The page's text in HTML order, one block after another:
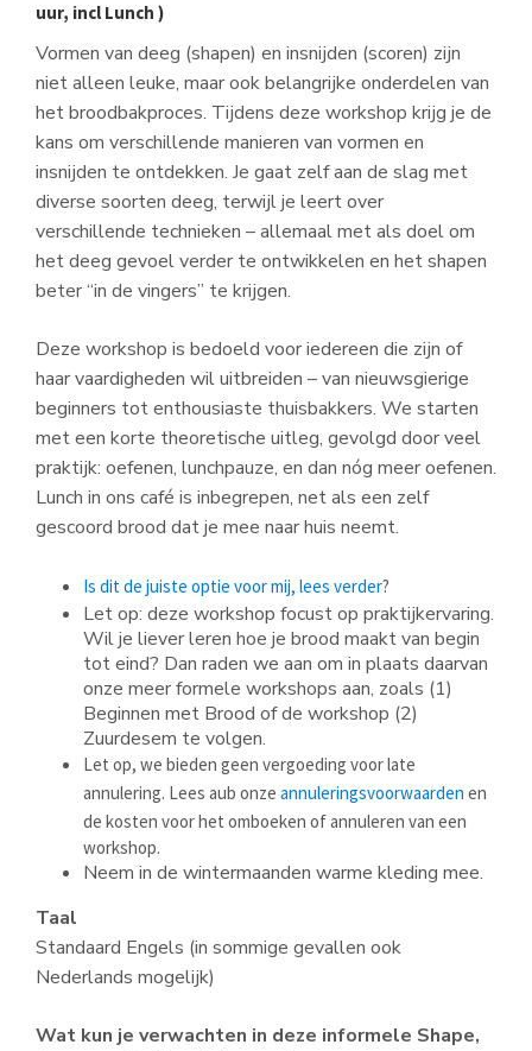
uur, incl Lunch )
Vormen van deeg (shapen) en insnijden (scoren) zijn
niet alleen leuke, maar ook belangrijke onderdelen van
het broodbakproces. Tijdens deze workshop krijg je de
kans om verschillende manieren van vormen en
insnijden te ontdekken. Je gaat zelf aan de slag met
diverse soorten deeg, terwijl je leert over
verschillende technieken – allemaal met als doel om
het deeg gevoel verder te ontwikkelen en het shapen
beter “in de vingers” te krijgen.
Deze workshop is bedoeld voor iedereen die zijn of
haar vaardigheden wil uitbreiden – van nieuwsgierige
beginners tot enthousiaste thuisbakkers. We starten
met een korte theoretische uitleg, gevolgd door veel
praktijk: oefenen, lunchpauze, en dan nóg meer oefenen.
Lunch in ons café is inbegrepen, net als een zelf
gescoord brood dat je mee naar huis neemt.
Is dit de juiste optie voor mij, lees verder?
Let op: deze workshop focust op praktijkervaring.
Wil je liever leren hoe je brood maakt van begin
tot eind? Dan raden we aan om in plaats daarvan
onze meer formele workshops aan, zoals (1)
Beginnen met Brood of de workshop (2)
Zuurdesem te volgen.
Let op, we bieden geen vergoeding voor late
annulering. Lees aub onze annuleringsvoorwaarden en
de kosten voor het omboeken of annuleren van een
workshop.
Neem in de wintermaanden warme kleding mee.
Taal
Standaard Engels (in sommige gevallen ook
Nederlands mogelijk)
Wat kun je verwachten in deze informele Shape,